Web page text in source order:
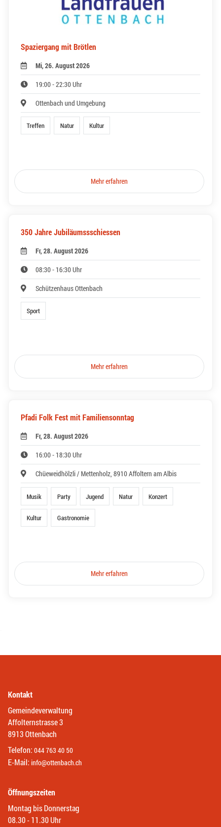
Spaziergang mit Brötlen
Mi, 26. August 2026
19:00 - 22:30 Uhr
Ottenbach und Umgebung
Treffen Natur Kultur
Mehr erfahren
350 Jahre Jubiläumssschiessen
Fr, 28. August 2026
08:30 - 16:30 Uhr
Schützenhaus Ottenbach
Sport
Mehr erfahren
Pfadi Folk Fest mit Familiensonntag
Fr, 28. August 2026
16:00 - 18:30 Uhr
Chüeweidhölzli / Mettenholz, 8910 Affoltern am Albis
Musik Party Jugend Natur Konzert
Kultur Gastronomie
Mehr erfahren
Kontakt
Gemeindeverwaltung
Affolternstrasse 3
8913 Ottenbach
Telefon: 044 763 40 50
E-Mail: info@ottenbach.ch
Öffnungszeiten
Montag bis Donnerstag
08.30 - 11.30 Uhr